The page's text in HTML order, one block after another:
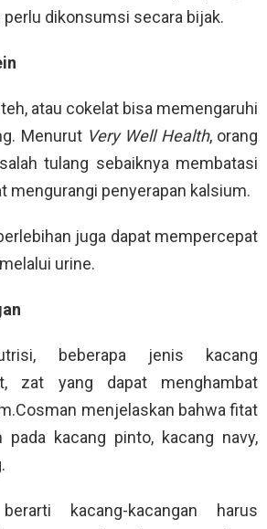
dikonsumsi secara bijak.
atau cokelat bisa memengaruhi
Menurut Very Well Health, orang
tulang sebaiknya membatasi
mengurangi penyerapan kalsium.
juga dapat mempercepat
urine.
beberapa jenis kacang
zat yang dapat menghambat
menjelaskan bahwa fitat
pada kacang pinto, kacang navy,
kacang-kacangan harus